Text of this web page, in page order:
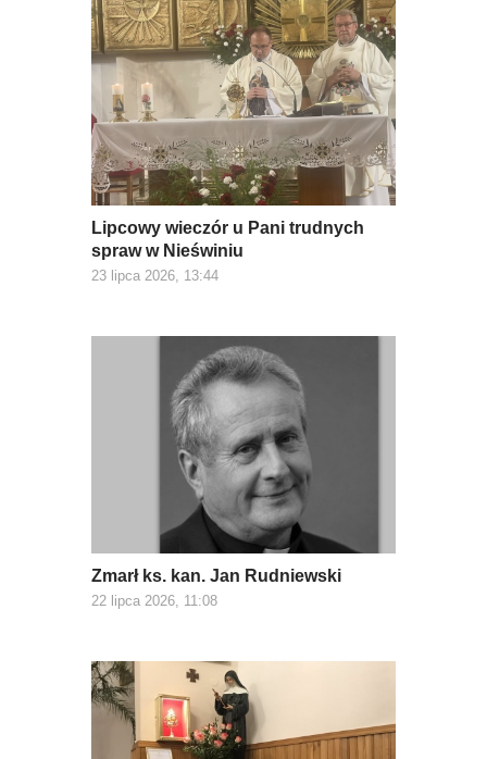
Lipcowy wieczór u Pani trudnych
spraw w Nieświniu
23 lipca 2026, 13:44
Zmarł ks. kan. Jan Rudniewski
22 lipca 2026, 11:08